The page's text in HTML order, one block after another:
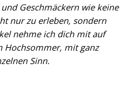
Geschmäckern wie keine
nur zu erleben, sondern
nehme ich dich mit auf
Hochsommer, mit ganz
Sinn.